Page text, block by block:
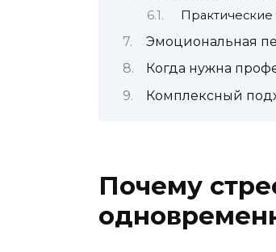
Практические
Эмоциональная
Когда нужна
Комплексный
Почему